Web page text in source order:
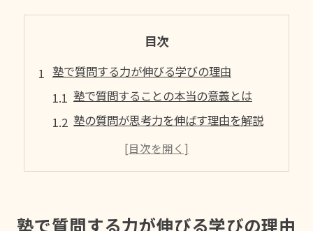
目次
塾で質問する力が伸びる学びの理由
塾で質問することの本当の意義とは
塾の質問が思考力を伸ばす理由を解説
学習効果を高める塾での質問活用法
疑問を塾で解決しやすい環境の特長
塾での質問が学びの質を変える仕組み
塾で質問する力が伸びる学びの理由